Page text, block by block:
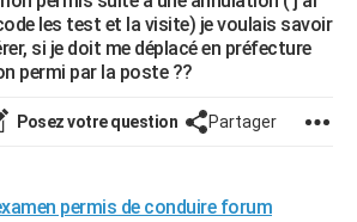
les test et la visite) je voulais savoir
si je doit me déplacé en préfecture
permi par la poste ??
Posez votre question Partager
permis de conduire forum